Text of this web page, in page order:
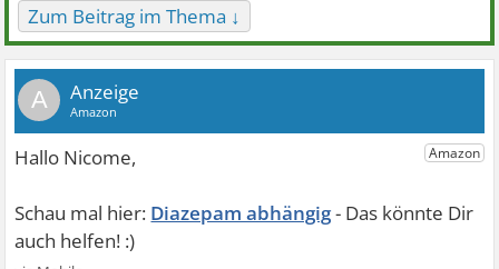
Zum Beitrag im Thema ↓
A
Diazepam abhängig